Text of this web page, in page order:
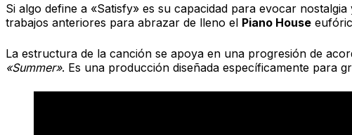
Si algo define a «Satisfy» es su capacidad para evocar
trabajos anteriores para abrazar de lleno el Piano House
La estructura de la canción se apoya en una progresión de
«Summer». Es una producción diseñada específicamente para